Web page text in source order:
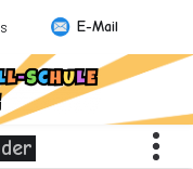
E-Mail